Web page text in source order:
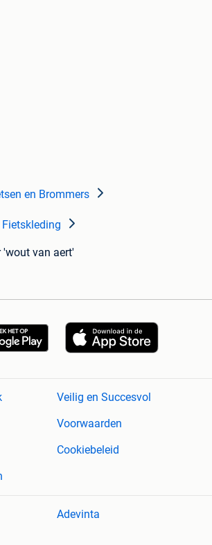
en Brommers
'wout van aert'
Veilig en Succesvol
Voorwaarden
Cookiebeleid
Adevinta